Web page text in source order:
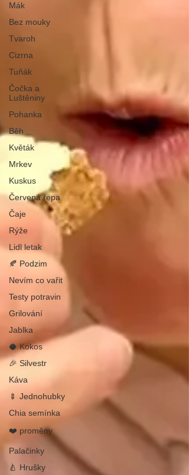
Mák
Bez mouky
Tvaroh
Cizrna
Tuňák
Čočka a
Luštěniny
Pohanka
Běh
Květák
Mrkev
Kuskus
Červená řepa
Čaje
Rýže
Lidl letak
🍂 Podzim
Nevím co vařit
Testy potravin
Grilování
Jablka
🥥 Kokos
🎉 Silvestr
Káva
🍢 Jednohubky
Chia semínka
❤️ proměny
Palačinky
🍐 Hrušky